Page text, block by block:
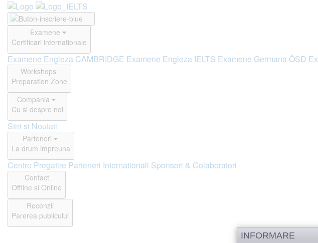
Examene
Certificari internationale
Examene Engleza CAMBRIDGE Examene Engleza IELTS Examene Germana ÖSD
Workshops
Preparation Zone
Compania
Cu si despre noi
Stiri si Noutati
Parteneri
La drum impreuna
Centre Pregatire Parteneri Internationali Sponsori & Colaboratori
Contact
Offline si Online
Recenzii
Parerea publicului
INFORMARE